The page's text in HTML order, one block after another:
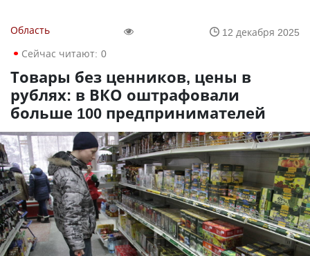
Область
12 декабря 2025
Сейчас читают: 0
Товары без ценников, цены в
рублях: в ВКО оштрафовали
больше 100 предпринимателей